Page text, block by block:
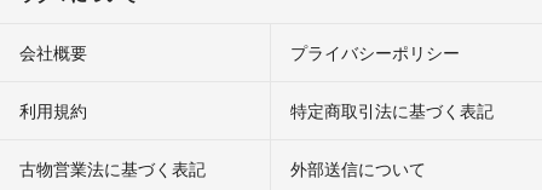
会社概要 プライバシーポリシー
利用規約 特定商取引法に基づく表記
古物営業法に基づく表記 外部送信について